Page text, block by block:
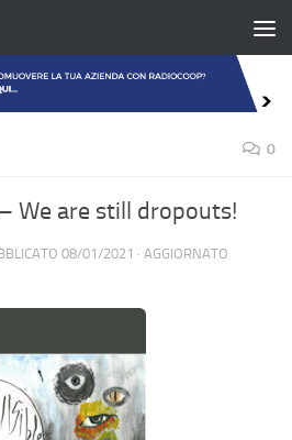
0
– We are still dropouts!
08/01/2021 · AGGIORNATO